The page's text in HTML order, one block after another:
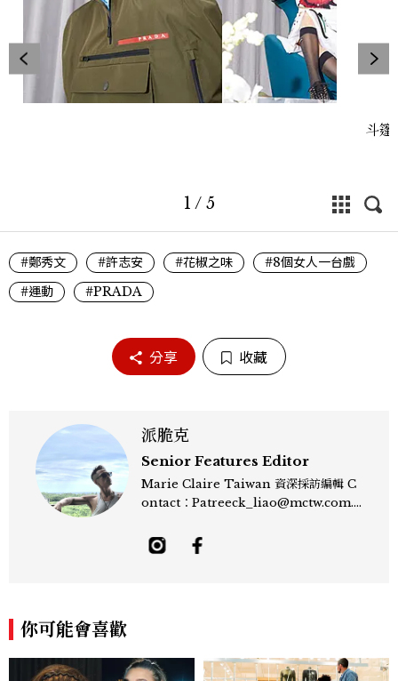
斗
1 / 5
#鄭秀文 #許志安 #花椒之味
#8個女人一台戲
#運動
#PRADA
分享 收藏
派脆克
Senior Features Editor
Marie Claire Taiwan 資深採訪編輯 C
ontact：Patreeck_liao@mctw.com.t
敏銳的觀察力與敘事能力，撰寫出兼具深度
與美感的專題內容，長期關注亞洲娛樂、人
力的跨平台敘事語言。認為好的內容不僅是
你可能會喜歡